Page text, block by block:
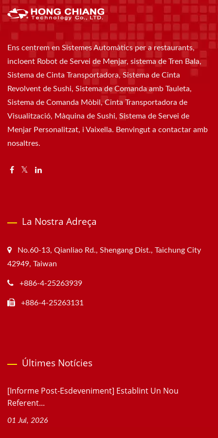
Ens centrem en Sistemes Automàtics per a restaurants,
incloent Robot de Servei de Menjar, sistema de Tren Bala,
Sistema de Cinta Transportadora, Sistema de Cinta
Revolvent de Sushi, Sistema de Comanda amb Tauleta,
Sistema de Comanda Mòbil, Cinta Transportadora de
Visualització, Màquina de Sushi, Sistema de Servei de
Menjar Personalitzat, i Vaixella. Benvingut a contactar amb
nosaltres.
La Nostra Adreça
No.60-13, Qianliao Rd., Shengang Dist., Taichung City
42949, Taiwan
+886-4-25263939
+886-4-25263131
Últimes Notícies
[Informe Post-Esdeveniment] Establint Un Nou
Referent...
01 Jul, 2026